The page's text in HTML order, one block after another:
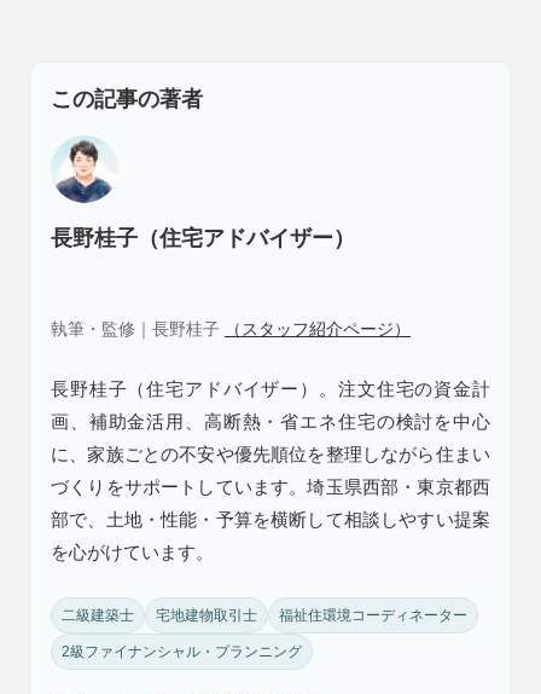
この記事の著者
長野桂子（住宅アドバイザー）
執筆・監修｜長野桂子 （スタッフ紹介ページ）
長野桂子（住宅アドバイザー）。注文住宅の資金計
画、補助金活用、高断熱・省エネ住宅の検討を中心
に、家族ごとの不安や優先順位を整理しながら住まい
づくりをサポートしています。埼玉県西部・東京都西
部で、土地・性能・予算を横断して相談しやすい提案
を心がけています。
二級建築士 宅地建物取引士 福祉住環境コーディネーター
2級ファイナンシャル・プランニング